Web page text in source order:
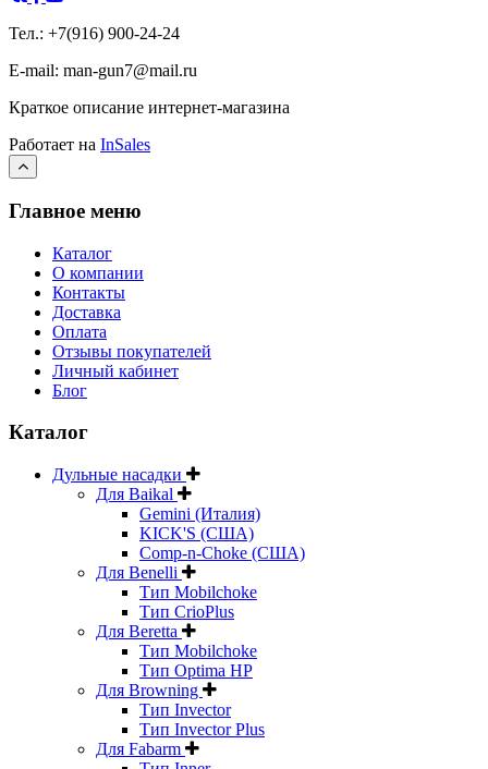
Тел.: +7(916) 900-24-24
E-mail: man-gun7@mail.ru
Краткое описание интернет-магазина
Работает на InSales
Главное меню
Каталог
О компании
Контакты
Доставка
Оплата
Отзывы покупателей
Личный кабинет
Блог
Каталог
Дульные насадки
Для Baikal
Gemini (Италия)
KICK'S (США)
Comp-n-Choke (США)
Для Benelli
Тип Mobilchoke
Тип CrioPlus
Для Beretta
Тип Mobilchoke
Тип Optima HP
Для Browning
Тип Invector
Тип Invector Plus
Для Fabarm